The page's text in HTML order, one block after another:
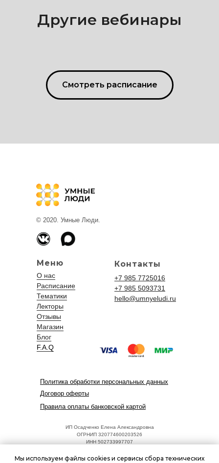
Другие вебинары
Смотреть расписание
© 2020. Умные Люди.
Меню
О нас
Расписание
Тематики
Лекторы
Отзывы
Магазин
Блог
F.A.Q
Контакты
+7 985 7725016
+7 985 5093731
hello@umnyeludi.ru
Политика обработки персональных данных
Договор оферты
Правила оплаты банковской картой
ИП Осадченко Елена Александровна
ОГРНИП 320774600203526
ИНН 502733997707
hello@umnyeludi.ru
Мы используем файлы cookies и сервисы сбора технических